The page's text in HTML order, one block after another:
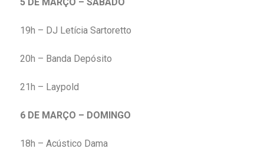
19h – DJ Letícia Sartoretto
20h – Banda Depósito
21h – Laypold
6 DE MARÇO – DOMINGO
18h – Acústico Dama